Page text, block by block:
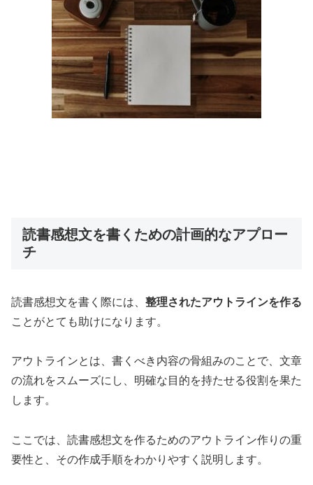
読書感想文を書くための計画的なアプロー
チ
読書感想文を書く際には、 整理されたアウトラインを作る
ことがとても助けになります。
アウトラインとは、書くべき内容の骨組みのことで、文章
の流れをスムーズにし、明確な目的を持たせる役割を果た
します。
ここでは、読書感想文を作るためのアウトライン作りの重
要性と、その作成手順をわかりやすく説明します。